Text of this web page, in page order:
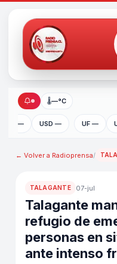
🌡—°C
UF — USD — UF —
← Volver a Radioprensa/
TALAGANTE 07-jul
Talagante
refugio de
personas en
ante intenso